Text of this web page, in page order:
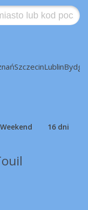
SzczecinLublin
Weekend 16 dni